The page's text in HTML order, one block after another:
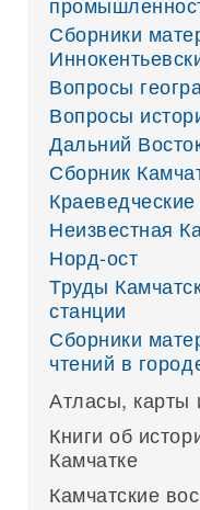
Сборники
Вопросы
Вопросы
Дальний
Сборник
Краеведческие
Неизвестная
Норд-ост
Труды
станции
Сборники
чтений в
Атласы, карты
Книги об
Камчатке
Камчатские